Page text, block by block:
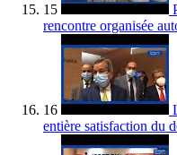
15
rencontre organisée
16
entière satisfaction du